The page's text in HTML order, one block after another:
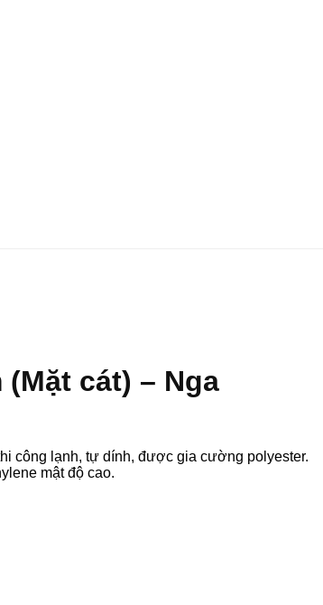
cát) – Nga
công lạnh, tự dính, được gia cường polyester.
mật độ cao.